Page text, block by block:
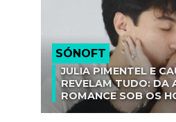
SÓNOFT
JULIA PIMENTEL E
REVELAM TUDO: DA
ROMANCE SOB OS